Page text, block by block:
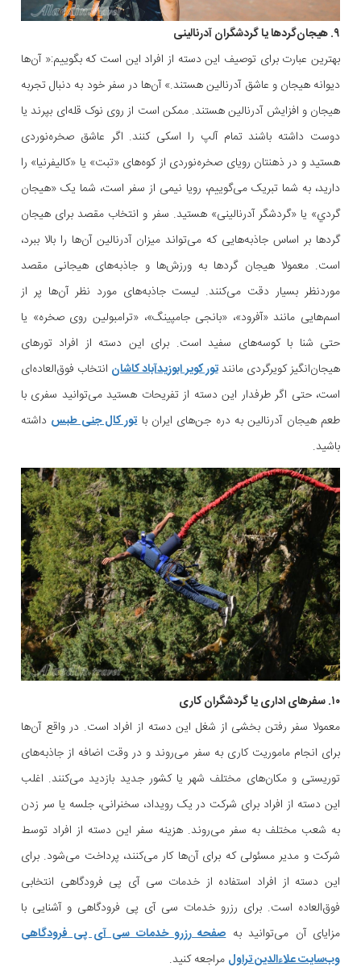
۹. هیجان‌گردها یا گردشگران آدرنالینی
بهترین عبارت برای توصیف این دسته از افراد این است که بگوییم:« آن‌ها
دیوانه هیجان و عاشق آدرنالین هستند.» آن‌ها در سفر خود به دنبال تجربه
هیجان و افزایش آدرنالین هستند. ممکن است از روی نوک قله‌ای بپرند یا
دوست داشته باشند تمام آلپ را اسکی کنند. اگر عاشق صخره‌نوردی
هستید و در ذهنتان رویای صخره‌نوردی از کوه‌های «تبت» یا «کالیفرنیا» را
دارید، به شما تبریک می‌گوییم، رویا نیمی از سفر است، شما یک «هیجان
گردي» یا «گردشگر آدرنالینی» هستید. سفر و انتخاب مقصد برای هیجان
گرد‌ها بر اساس جاذبه‌هایی که می‌تواند میزان آدرنالین آن‌ها را بالا ببرد،
است. معمولا هیجان گردها به ورزش‌ها و جاذبه‌های هیجانی مقصد
موردنظر بسیار دقت می‌کنند. لیست جاذبه‌های مورد نظر آن‌ها پر از
اسم‌هایی مانند «آفرود»، «بانجی جامپینگ»، «ترامبولین روی صخره» یا
حتی شنا با کوسه‌های سفید است. برای این دسته از افراد تورهای
هیجان‌انگیز کویرگردی مانندتور کویر ابوزیدآباد کاشان انتخاب فوق‌العاده‌ای
است، حتی اگر طرفدار این دسته از تفریحات هستید می‌توانید سفری با
طعم هیجان آدرنالین به دره جن‌های ایران باتور کال جنی طبس داشته
باشید.
۱۰. سفرهای اداری یا گردشگران کاری
معمولا سفر رفتن بخشی از شغل این دسته از افراد است. در واقع آن‌ها
برای انجام ماموریت کاری به سفر می‌روند و در وقت اضافه از جاذبه‌های
توریستی و مکان‌های مختلف شهر یا کشور جدید بازدید می‌کنند. اغلب
این دسته از افراد برای شرکت در یک رویداد، سخنرانی، جلسه یا سر زدن
به شعب مختلف به سفر می‌روند. هزینه سفر این دسته از افراد توسط
شرکت و مدیر مسئولی که برای آن‌ها کار می‌کنند، پرداخت می‌شود. برای
این دسته از افراد استفاده از خدمات سی آی پی فرودگاهی انتخابی
فوق‌العاده است. برای رزرو خدمات سی آی پی فرودگاهی و آشنایی با
مزایای آن می‌توانید بهصفحه رزرو خدمات سی آی پی فرودگاهی
وب‌سایت علاءالدین تراول مراجعه کنید.